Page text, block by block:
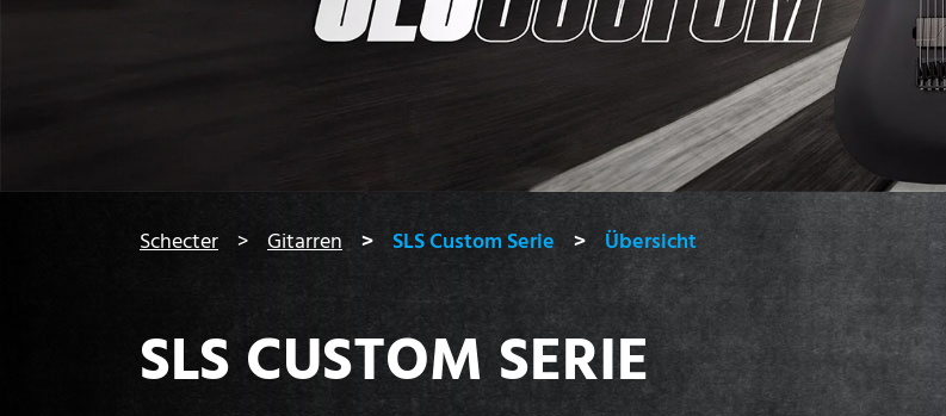
Schecter Gitarren SLS Custom Serie Übersicht
SLS CUSTOM SERIE